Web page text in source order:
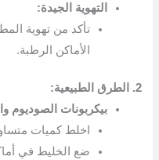
التهوية الجيدة:
تأكد من تهوية
الأماكن الرطبة.
2. الطرق الطبيعية:
بيكربونات الصوديوم
اخلط كميات
ضع الخليط في